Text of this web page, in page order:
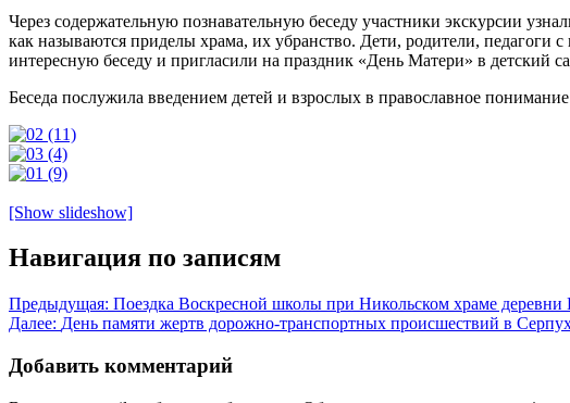
Через содержательную познавательную беседу участники экскурсии
как называются приделы храма, их убранство. Дети, родители, педагоги
интересную беседу и пригласили на праздник «День Матери» в детский
Беседа послужила введением детей и взрослых в православное
[Show slideshow]
Навигация по записям
Предыдущая: Поездка Воскресной школы при Никольском храме деревни
Далее: День памяти жертв дорожно-транспортных происшествий в
Добавить комментарий